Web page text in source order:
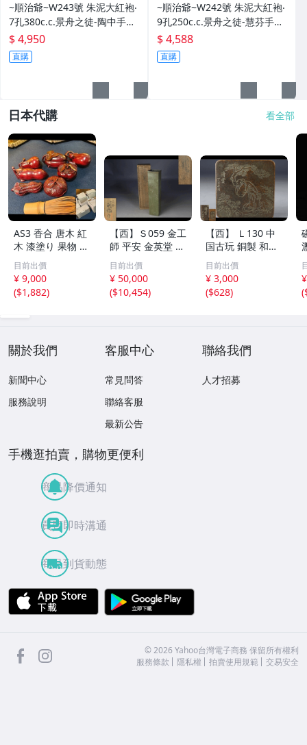
~順治爺~W243號 朱泥大紅袍‧
7孔380c.c.景舟之徒-陶中手製
@4950元(壺蓋)
$ 4,950
直購
~順治爺~W242號 朱泥大紅袍‧
9孔250c.c.景舟之徒-慧芬手製
@4588元起標
$ 4,588
直購
日本代購 看全部
AS3 香合 唐木 紅
木 漆塗り 果物 野
菜 7点 未使用 茶
道具 小物
目前出價
¥ 9,000
($1,882)
【西】Ｓ059 金工
師 平安 金英堂 正
修 銅製 四方 花器
共箱
目前出價
¥ 50,000
($10,454)
【西】 Ｌ130 中
国古玩 銅製 和興
松彫 蓋物 唐物
目前出價
¥ 3,000
($628)
(
關於我們
新聞中心
服務說明
客服中心
常見問答
聯絡客服
最新公告
聯絡我們
人才招募
手機逛拍賣，購物更便利
商品降價通知
買賣即時溝通
商品到貨動態
APP Store
facebook ©2026 Yahoo台灣電子商務 保留所有權利
服務條款
隱私權 拍賣使用規範 交易安全